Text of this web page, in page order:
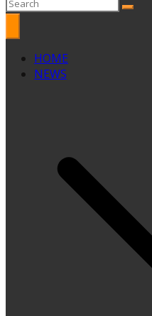
HOME
NEWS